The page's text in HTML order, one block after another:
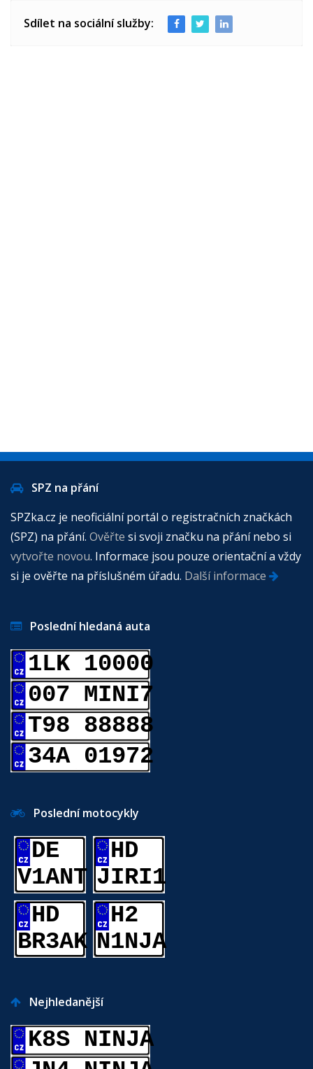
Sdílet na sociální služby:
SPZ na přání
SPZka.cz je neoficiální portál o registračních značkách
(SPZ) na přání. Ověřte si svoji značku na přání nebo si
vytvořte novou. Informace jsou pouze orientační a vždy
si je ověřte na příslušném úřadu. Další informace
Poslední hledaná auta
1LK 10000
007 MINI7
T98 88888
34A 01972
Poslední motocykly
DE
V1ANT
HD
JIRI1
HD
BR3AK
H2
N1NJA
Nejhledanější
K8S NINJA